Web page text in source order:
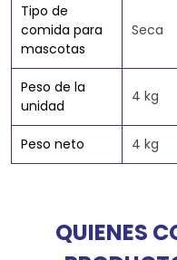
Tipo de
comida para
mascotas
Seca
Peso de la
unidad
4 kg
Peso neto 4 kg
QUIENES